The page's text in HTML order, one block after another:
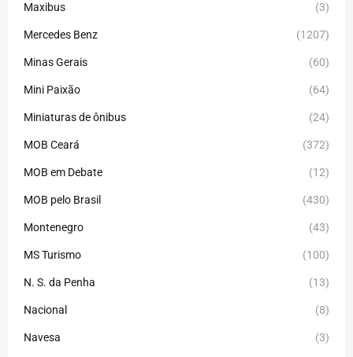
Maxibus (3)
Mercedes Benz (1207)
Minas Gerais (60)
Mini Paixão (64)
Miniaturas de ônibus (24)
MOB Ceará (372)
MOB em Debate (12)
MOB pelo Brasil (430)
Montenegro (43)
MS Turismo (100)
N. S. da Penha (13)
Nacional (8)
Navesa (3)